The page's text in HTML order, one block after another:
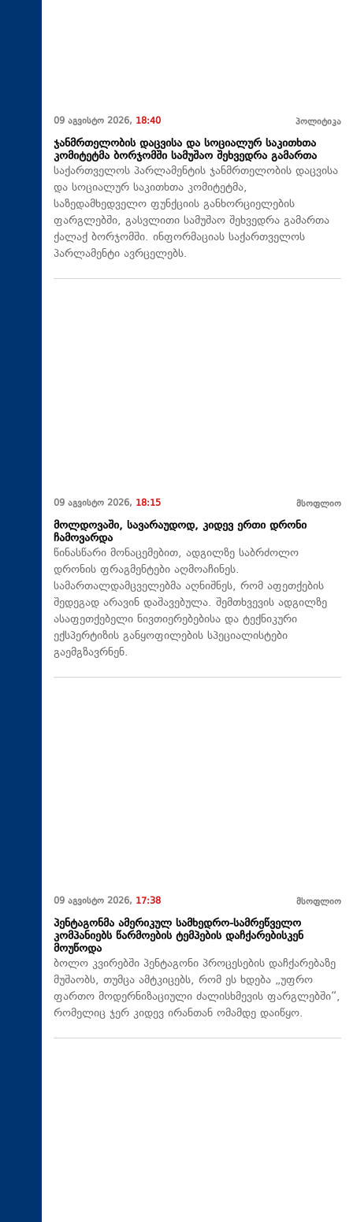
09 აგვისტო 2026, 18:40 პოლიტიკა
ჯანმრთელობის დაცვისა და სოციალურ საკითხთა
კომიტეტმა ბორჯომში სამუშაო შეხვედრა გამართა
საქართველოს პარლამენტის ჯანმრთელობის დაცვისა
და სოციალურ საკითხთა კომიტეტმა,
საზედამხედველო ფუნქციის განხორციელების
ფარგლებში, გასვლითი სამუშაო შეხვედრა გამართა
ქალაქ ბორჯომში. ინფორმაციას საქართველოს
პარლამენტი ავრცელებს.
09 აგვისტო 2026, 18:15 მსოფლიო
მოლდოვაში, სავარაუდოდ, კიდევ ერთი დრონი
ჩამოვარდა
წინასწარი მონაცემებით, ადგილზე საბრძოლო
დრონის ფრაგმენტები აღმოაჩინეს.
სამართალდამცველებმა აღნიშნეს, რომ აფეთქების
შედეგად არავინ დაშავებულა. შემთხვევის ადგილზე
ასაფეთქებელი ნივთიერებებისა და ტექნიკური
ექსპერტიზის განყოფილების სპეციალისტები
გაემგზავრნენ.
09 აგვისტო 2026, 17:38 მსოფლიო
პენტაგონმა ამერიკულ სამხედრო-სამრეწველო
კომპანიებს წარმოების ტემპების დაჩქარებისკენ
მოუწოდა
ბოლო კვირებში პენტაგონი პროცესების დაჩქარებაზე
მუშაობს, თუმცა ამტკიცებს, რომ ეს ხდება „უფრო
ფართო მოდერნიზაციული ძალისხმევის ფარგლებში“,
რომელიც ჯერ კიდევ ირანთან ომამდე დაიწყო.